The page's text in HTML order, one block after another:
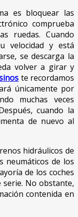
es bloquear las
comprueba
ruedas. Cuando
velocidad y está
se descarga la
volver a girar y
te recordamos
únicamente por
muchas veces
cuando la
de nuevo al
hidráulicos de
neumáticos de los
de los coches
No obstante,
contenida en